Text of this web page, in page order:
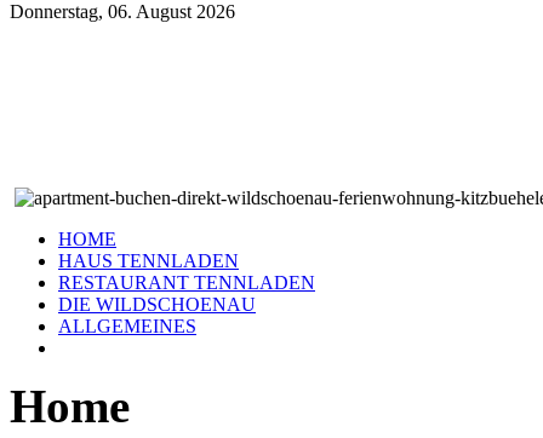
Donnerstag, 06. August 2026
HOME
HAUS TENNLADEN
RESTAURANT TENNLADEN
DIE WILDSCHOENAU
ALLGEMEINES
Home